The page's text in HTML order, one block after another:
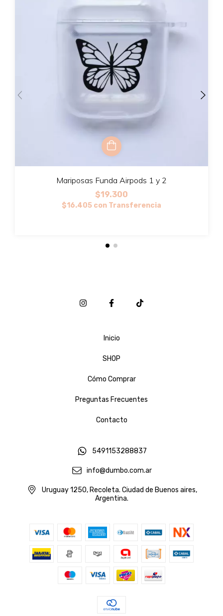
Mariposas Funda Airpods 1 y 2
$19.300
$16.405 con Transferencia
Inicio
SHOP
Cómo Comprar
Preguntas Frecuentes
Contacto
5491153288837
info@dumbo.com.ar
Uruguay 1250, Recoleta. Ciudad de Buenos aires,
Argentina.